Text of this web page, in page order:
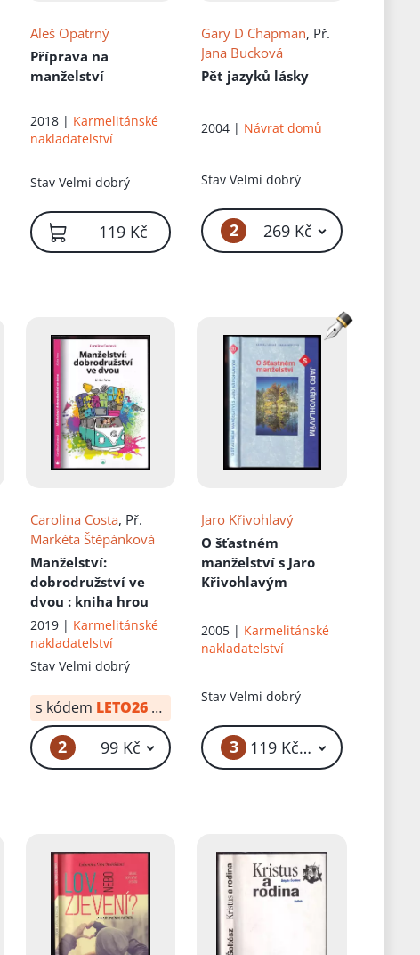
Aleš Opatrný
Příprava na
manželství
2018 | Karmelitánské
nakladatelství
Stav Velmi dobrý
119 Kč
Gary D Chapman, Př.
Jana Bucková
Pět jazyků lásky
2004 | Návrat domů
StavVelmi dobrý
2 269 Kč
Carolina Costa, Př.
Markéta Štěpánková
Manželství:
dobrodružství ve
dvou : kniha hrou
2019 | Karmelitánské
nakladatelství
Stav Velmi dobrý
s kódem LETO26 od: 69 Kč
2 99 Kč
Jaro Křivohlavý
O šťastném
manželství s Jaro
Křivohlavým
2005 | Karmelitánské
nakladatelství
StavVelmi dobrý
3 119 Kč – 169 Kč